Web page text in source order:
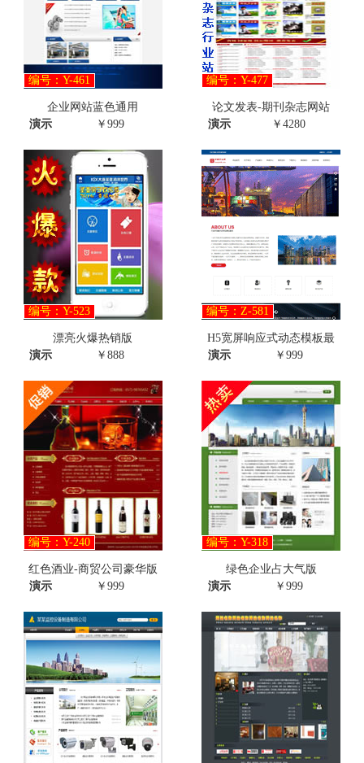
编号：Y-461
企业网站蓝色通用
演示
￥999
编号：Y-477
论文发表-期刊杂志网站
演示
￥4280
编号：Y-523
漂亮火爆热销版
演示
￥888
编号：Z-581
H5宽屏响应式动态模板最
演示
￥999
编号：Y-240
红色酒业-商贸公司豪华版
演示
￥999
编号：Y-318
绿色企业占大气版
演示
￥999